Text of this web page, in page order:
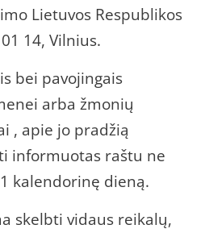
Lietuvos Respublikos
14, Vilnius.
bei pavojingais
arba žmonių
, apie jo pradžią
informuotas raštu ne
kalendorinę dieną.
skelbti vidaus reikalų,